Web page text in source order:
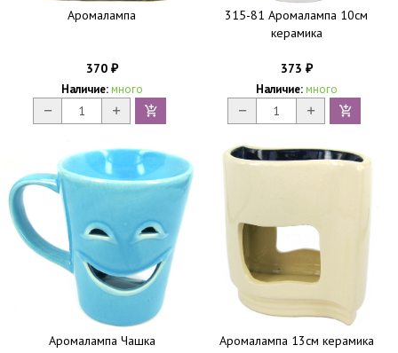
Аромалампа
370 ₽
Наличие: много
315-81 Аромалампа 10см
керамика
373 ₽
Наличие: много
Аромалампа Чашка Аромалампа 13см керамика